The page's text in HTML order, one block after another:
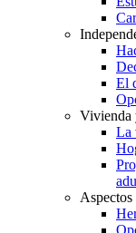
El
Vivienda
La
Aspectos